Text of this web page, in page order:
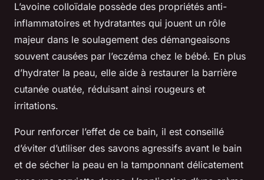
L’avoine colloïdale possède des propriétés anti-
inflammatoires et hydratantes qui jouent un rôle
majeur dans le soulagement des démangeaisons
souvent causées par l’eczéma chez le bébé. En plus
d’hydrater la peau, elle aide à restaurer la barrière
cutanée ouatée, réduisant ainsi rougeurs et
irritations.
Pour renforcer l’effet de ce bain, il est conseillé
d’éviter d’utiliser des savons agressifs avant le bain
et de sécher la peau en la tamponnant délicatement